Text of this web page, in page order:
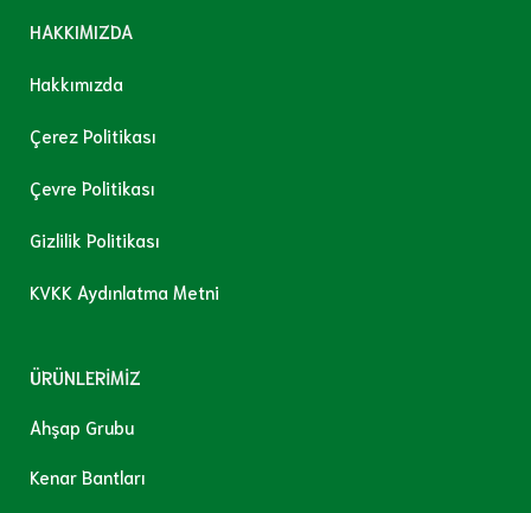
HAKKIMIZDA
Hakkımızda
Çerez Politikası
Çevre Politikası
Gizlilik Politikası
KVKK Aydınlatma Metni
ÜRÜNLERİMİZ
Ahşap Grubu
Kenar Bantları